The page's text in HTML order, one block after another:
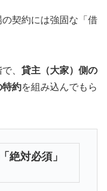
契約には強固な「借
、 貸主（大家）側の
特約を組み込んでもら
絶対必須」